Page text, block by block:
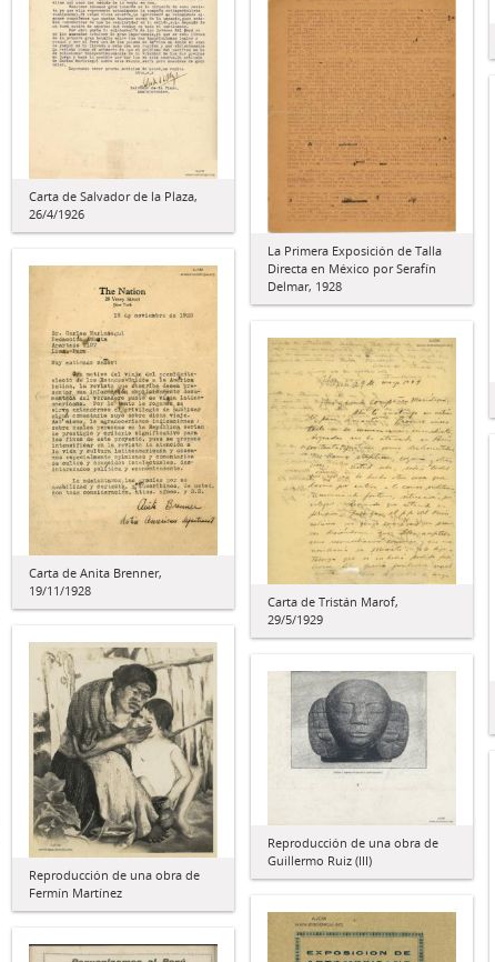
Carta de Salvador de la Plaza,
26/4/1926
La Primera Exposición de Talla
Directa en México por Serafín
Delmar, 1928
Carta de Anita Brenner,
19/11/1928
Carta de Tristán Marof,
29/5/1929
Reproducción de una obra de
Fermín Martínez
Reproducción de una obra de
Guillermo Ruiz (III)